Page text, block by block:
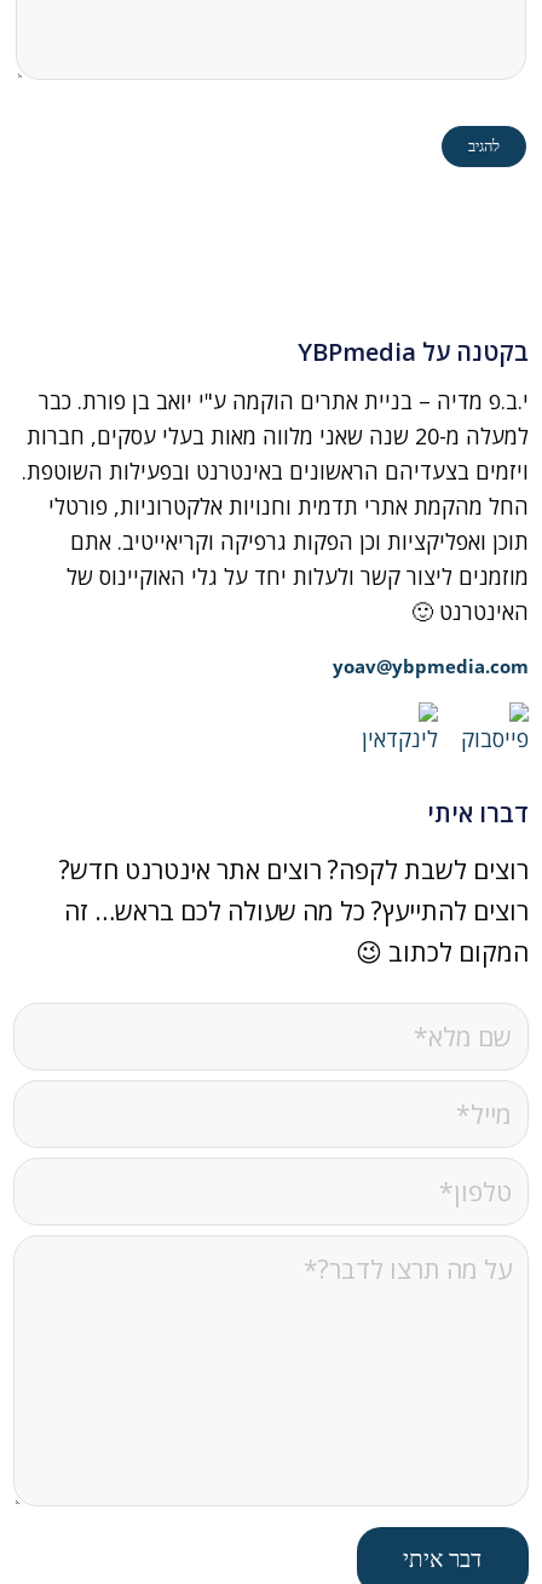
בקטנה על YBPmedia
י.ב.פ מדיה – בניית אתרים הוקמה ע"י יואב בן פורת. כבר
למעלה מ-20 שנה שאני מלווה מאות בעלי עסקים, חברות
ויזמים בצעדיהם הראשונים באינטרנט ובפעילות השוטפת.
החל מהקמת אתרי תדמית וחנויות אלקטרוניות, פורטלי
תוכן ואפליקציות וכן הפקות גרפיקה וקריאייטיב. אתם
מוזמנים ליצור קשר ולעלות יחד על גלי האוקיינוס של
האינטרנט 🙂
yoav@ybpmedia.com
דברו איתי
רוצים לשבת לקפה? רוצים אתר אינטרנט חדש?
רוצים להתייעץ? כל מה שעולה לכם בראש… זה
המקום לכתוב 😉